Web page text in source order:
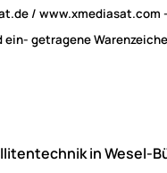
/
getragene
in Wesel-